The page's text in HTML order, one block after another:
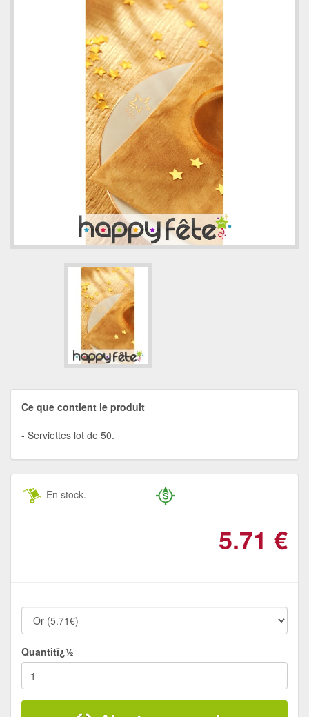
Ce que contient le produit
Serviettes lot de 50.
En stock.
5.71 €
Quantitï¿½